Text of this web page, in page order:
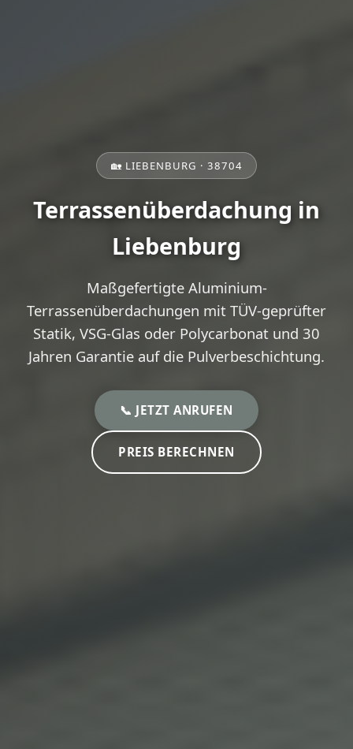
🏡 LIEBENBURG · 38704
Terrassenüberdachung in
Liebenburg
Maßgefertigte Aluminium-
Terrassenüberdachungen mit TÜV-geprüfter
Statik, VSG-Glas oder Polycarbonat und 30
Jahren Garantie auf die Pulverbeschichtung.
📞 JETZT ANRUFEN
PREIS BERECHNEN